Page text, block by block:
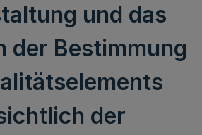
und das
der Bestimmung
der